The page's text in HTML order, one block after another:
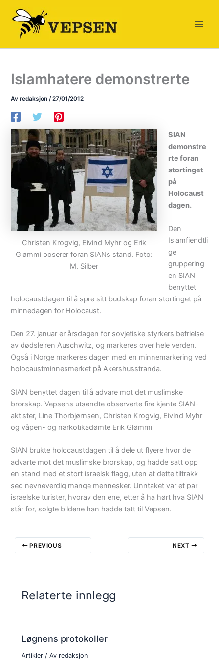
innholdet
Islamhatere demonstrerte
Av redaksjon/27/01/2012
Christen Krogvig, Eivind Myhr og Erik
Glømmi poserer foran SIANs stand. Foto:
M. Silber
SIAN
demonstre
rte foran
stortinget
på
Holocaust
dagen.
Den
Islamfiendtli
ge
gruppering
en SIAN
benyttet
holocaustdagen til å spre sitt budskap foran stortinget på
minnedagen for Holocaust.
Den 27. januar er årsdagen for sovjetiske styrkers befrielse
av dødsleiren Auschwitz, og markeres over hele verden.
Også i Norge markeres dagen med en minnemarkering ved
holocaustminnesmerket på Akershusstranda.
SIAN benyttet dagen til å advare mot det muslimske
brorskap. Vepsens utsendte observerte fire kjente SIAN-
aktister, Line Thorbjørnsen, Christen Krogvig, Eivind Myhr
og våpen- og narkotikadømte Erik Glømmi.
SIAN brukte holocaustdagen til å dele ut flyere hvor de
advarte mot det muslimske brorskap, og hadde satt opp
en stand med et stort israelsk flagg, uten at dette tiltrakk
seg nevneverdig mange mennesker. Unntaket var et par
israelske turister, hvorav den ene, etter å ha hørt hva SIAN
står for, solgte bildene han hadde tatt til Vepsen.
PREVIOUS NEXT
Relaterte innlegg
Løgnens protokoller
Artikler / Av redaksjon